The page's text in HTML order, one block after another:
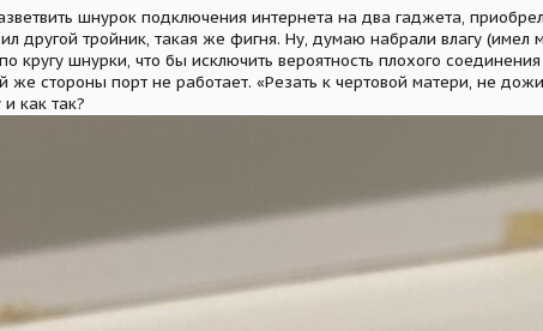
шнурок подключения интернета на два гаджета,
другой тройник, такая же фигня. Ну, думаю набрали влагу
кругу шнурки, что бы исключить вероятность плохого
же стороны порт не работает. «Резать к чертовой матери, не
как так?